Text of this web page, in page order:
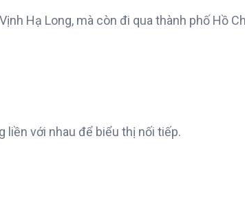
Hạ Long, mà còn đi qua thành phố Hồ
liền với nhau để biểu thị nối tiếp.